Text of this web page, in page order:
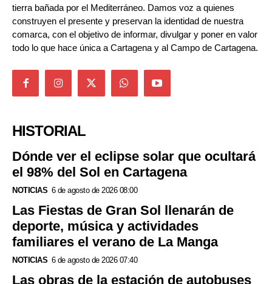
tierra bañada por el Mediterráneo. Damos voz a quienes
construyen el presente y preservan la identidad de nuestra
comarca, con el objetivo de informar, divulgar y poner en valor
todo lo que hace única a Cartagena y al Campo de Cartagena.
HISTORIAL
Dónde ver el eclipse solar que ocultará
el 98% del Sol en Cartagena
NOTICIAS 6 de agosto de 2026 08:00
Las Fiestas de Gran Sol llenarán de
deporte, música y actividades
familiares el verano de La Manga
NOTICIAS 6 de agosto de 2026 07:40
Las obras de la estación de autobuses